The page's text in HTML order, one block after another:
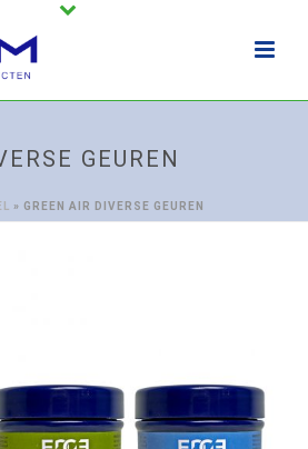
GEUREN
» GREEN AIR DIVERSE GEUREN